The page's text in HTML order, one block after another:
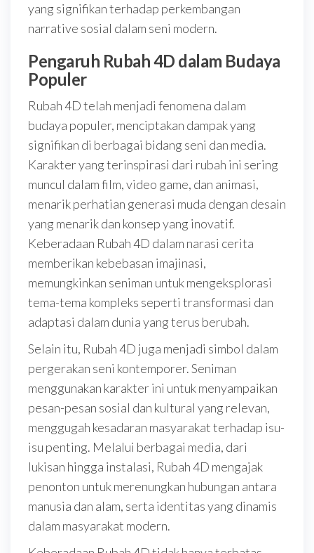
yang signifikan terhadap perkembangan
narrative sosial dalam seni modern.
Pengaruh Rubah 4D dalam Budaya
Populer
Rubah 4D telah menjadi fenomena dalam
budaya populer, menciptakan dampak yang
signifikan di berbagai bidang seni dan media.
Karakter yang terinspirasi dari rubah ini sering
muncul dalam film, video game, dan animasi,
menarik perhatian generasi muda dengan desain
yang menarik dan konsep yang inovatif.
Keberadaan Rubah 4D dalam narasi cerita
memberikan kebebasan imajinasi,
memungkinkan seniman untuk mengeksplorasi
tema-tema kompleks seperti transformasi dan
adaptasi dalam dunia yang terus berubah.
Selain itu, Rubah 4D juga menjadi simbol dalam
pergerakan seni kontemporer. Seniman
menggunakan karakter ini untuk menyampaikan
pesan-pesan sosial dan kultural yang relevan,
menggugah kesadaran masyarakat terhadap isu-
isu penting. Melalui berbagai media, dari
lukisan hingga instalasi, Rubah 4D mengajak
penonton untuk merenungkan hubungan antara
manusia dan alam, serta identitas yang dinamis
dalam masyarakat modern.